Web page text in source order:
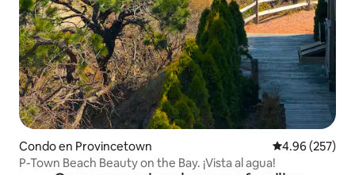
Condo en Provincetown Calificación
4.96 (257)
P-Town Beach Beauty on the Bay. ¡Vista al agua!